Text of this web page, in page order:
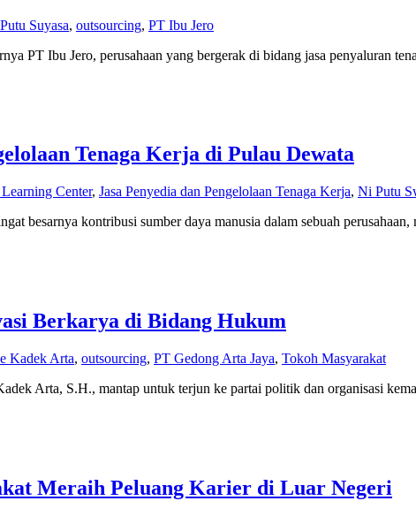
Suyasa, outsourcing, PT Ibu Jero
PT Ibu Jero, perusahaan yang bergerak di bidang jasa penyaluran
Tenaga Kerja di Pulau Dewata
Center, Jasa Penyedia dan Pengelolaan Tenaga Kerja, Ni Putu
besarnya kontribusi sumber daya manusia dalam sebuah
Berkarya di Bidang Hukum
Kadek Arta, outsourcing, PT Gedong Arta Jaya, Tokoh Masyarakat
Arta, S.H., mantap untuk terjun ke partai politik dan organisasi
Meraih Peluang Karier di Luar Negeri